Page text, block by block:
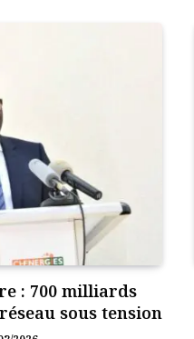
: 700 milliards
sous tension